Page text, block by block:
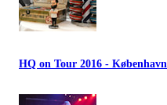
HQ on Tour 2016 - København